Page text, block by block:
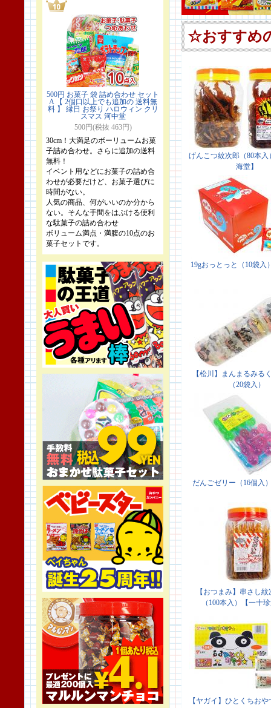
500円 お菓子 袋 詰め合わせ セット
A 【 2個口以上でも追加の 送料無
料 】 縁日 お祭り ハロウィン クリ
スマス 河中堂
500円(税抜 463円)
30cm！大満足のボーリュームお菓
子詰め合わせ。さらに追加の送料
無料！
イベント用などにお菓子の詰め合
わせが必要だけど、お菓子選びに
時間がない。
人気の商品、何がいいのか分から
ない。そんな手間をはぶける便利
な駄菓子の詰め合わせ
ボリューム満点・満腹の10点のお
菓子セットです。